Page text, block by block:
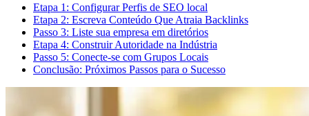
Etapa 1: Configurar Perfis de SEO local
Etapa 2: Escreva Conteúdo Que Atraia Backlinks
Passo 3: Liste sua empresa em diretórios
Etapa 4: Construir Autoridade na Indústria
Passo 5: Conecte-se com Grupos Locais
Conclusão: Próximos Passos para o Sucesso